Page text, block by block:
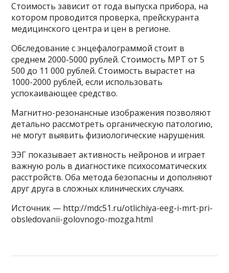
Стоимость зависит от года выпуска прибора, на
котором проводится проверка, прейскуранта
медицинского центра и цен в регионе.
Обследование с энцефалограммой стоит в
среднем 2000-5000 рублей. Стоимость МРТ от 5
500 до 11 000 рублей. Стоимость вырастет на
1000-2000 рублей, если использовать
успокаивающее средство.
Магнитно-резонансные изображения позволяют
детально рассмотреть органическую патологию,
не могут выявить физиологические нарушения.
ЭЭГ показывает активность нейронов и играет
важную роль в диагностике психосоматических
расстройств. Оба метода безопасны и дополняют
друг друга в сложных клинических случаях.
Источник — http://mdc51.ru/otlichiya-eeg-i-mrt-pri-
obsledovanii-golovnogo-mozga.html